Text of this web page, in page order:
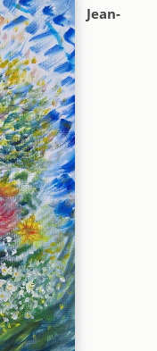
Jean-